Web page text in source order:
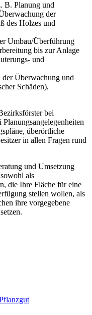
B. Planung und
der
des Holzes und
Umbau/Überführung
bis zur Anlage
und
Überwachung und
Schäden),
bei
überörtliche
in allen Fragen rund
und Umsetzung
als
die Ihre Fläche für eine
stellen wollen, als
ihre vorgegebene